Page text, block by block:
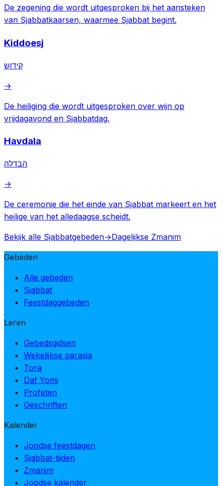
De zegening die wordt uitgesproken bij het aansteken
van Sjabbatkaarsen, waarmee Sjabbat begint.
Kiddoesj
קידוש
→
De heiliging die wordt uitgesproken over wijn op
vrijdagavond en Sjabbatdag.
Havdala
הבדלה
→
De ceremonie die het einde van Sjabbat markeert en het
heilige van het alledaagse scheidt.
Bekijk alle Sjabbatgebeden→Dagelijkse Zmanim
Gebeden
Alle gebeden
Sjabbat
Feestdaggebeden
Leren
Gebedsgidsen
Wekelijkse parasja
Tora
Daf Yomi
Profeten
Geschriften
Kalender
Joodse feestdagen
Sjabbat-tijden
Zmanim
Joodse kalender